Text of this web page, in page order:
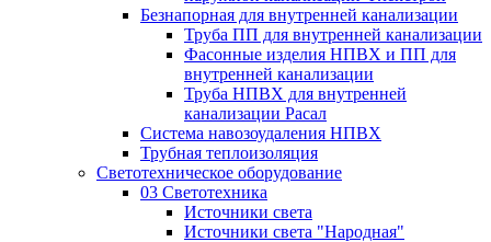
Безнапорная для внутренней канализации
Труба ПП для внутренней канализации
Фасонные изделия НПВХ и ПП для
внутренней канализации
Труба НПВХ для внутренней
канализации Расал
Система навозоудаления НПВХ
Трубная теплоизоляция
Светотехническое оборудование
03 Светотехника
Источники света
Источники света "Народная"